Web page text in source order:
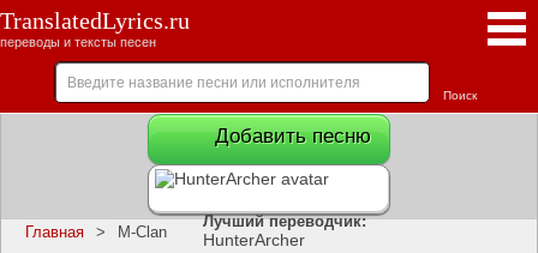
TranslatedLyrics.ru
переводы и тексты песен
Добавить песню
Лучший переводчик:
HunterArcher
Главная > M-Clan